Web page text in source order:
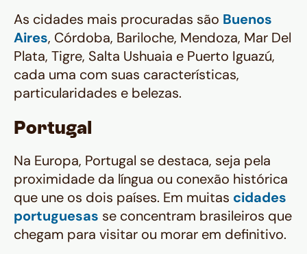
As cidades mais procuradas são Buenos
Aires, Córdoba, Bariloche, Mendoza, Mar Del
Plata, Tigre, Salta Ushuaia e Puerto Iguazú,
cada uma com suas características,
particularidades e belezas.
Portugal
Na Europa, Portugal se destaca, seja pela
proximidade da língua ou conexão histórica
que une os dois países. Em muitas cidades
portuguesas se concentram brasileiros que
chegam para visitar ou morar em definitivo.